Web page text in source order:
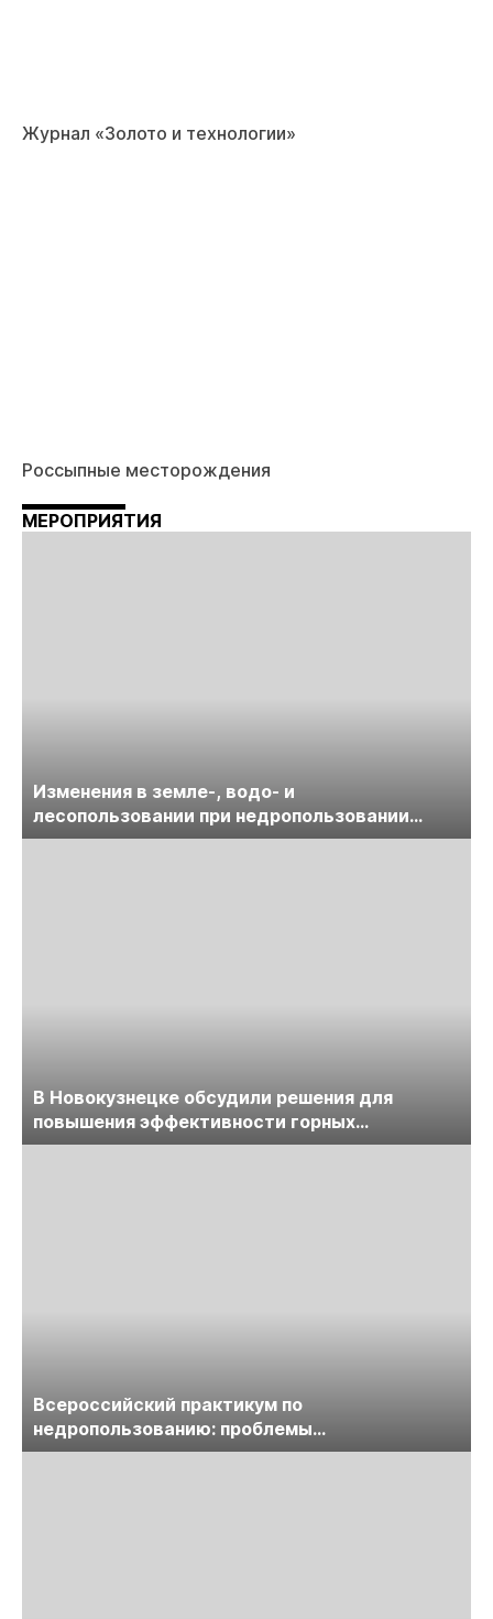
Журнал «Золото и технологии»
Россыпные месторождения
МЕРОПРИЯТИЯ
Изменения в земле-, водо- и
лесопользовании при недропользовании
обсудят на семинаре «ПравоТЭК»
В Новокузнецке обсудили решения для
повышения эффективности горных
предприятий
Всероссийский практикум по
недропользованию: проблемы
лицензирования, цифровизации, экспертизы